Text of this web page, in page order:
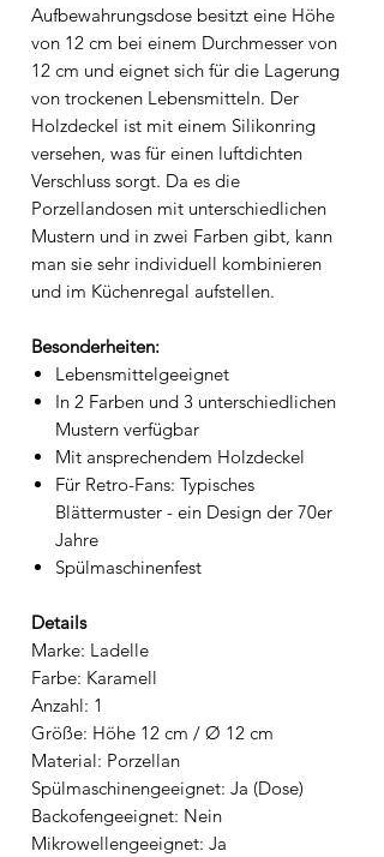
Aufbewahrungsdose besitzt eine Höhe
von 12 cm bei einem Durchmesser von
12 cm und eignet sich für die Lagerung
von trockenen Lebensmitteln. Der
Holzdeckel ist mit einem Silikonring
versehen, was für einen luftdichten
Verschluss sorgt. Da es die
Porzellandosen mit unterschiedlichen
Mustern und in zwei Farben gibt, kann
man sie sehr individuell kombinieren
und im Küchenregal aufstellen.
Besonderheiten:
Lebensmittelgeeignet
In 2 Farben und 3 unterschiedlichen
Mustern verfügbar
Mit ansprechendem Holzdeckel
Für Retro-Fans: Typisches
Blättermuster - ein Design der 70er
Jahre
Spülmaschinenfest
Details
Marke: Ladelle
Farbe: Karamell
Anzahl: 1
Größe: Höhe 12 cm / Ø 12 cm
Material: Porzellan
Spülmaschinengeeignet: Ja (Dose)
Backofengeeignet: Nein
Mikrowellengeeignet: Ja